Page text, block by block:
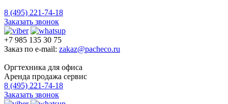
8 (495) 221-74-18
Заказать звонок
+7 985 135 30 75
Заказ по e-mail: zakaz@pacheco.ru
Оргтехника для офиса
Аренда продажа сервис
8 (495) 221-74-18
Заказать звонок